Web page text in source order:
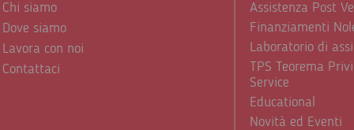
Chi siamo
Dove siamo
Lavora con noi
Contattaci
Assistenza Post
Finanziamenti
Laboratorio di
TPS Teorema
Service
Educational
Novità ed Eventi